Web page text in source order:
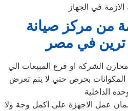
الازمة في الجهاز
من مركز صيانة
ترين في مصر
الشركة او فرع المبيعات الي
بحرص حتي لا يتم تعرض
الداخلية
عمل الاجهزة علي اكمل وجة ولا